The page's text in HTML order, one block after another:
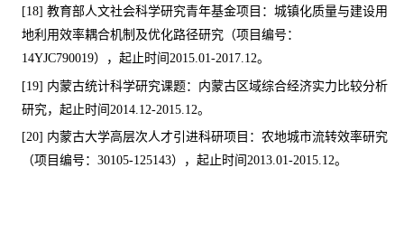
[18] 教育部人文社会科学研究青年基金项目：城镇化质量与建设用
地利用效率耦合机制及优化路径研究（项目编号：
14YJC790019），起止时间 2015.01-2017.12。
[19] 内蒙古统计科学研究课题：内蒙古区域综合经济实力比较分析
研究，起止时间 2014.12-2015.12。
[20] 内蒙古大学高层次人才引进科研项目：农地城市流转效率研究
（项目编号： 30105-125143），起止时间 2013.01-2015.12。